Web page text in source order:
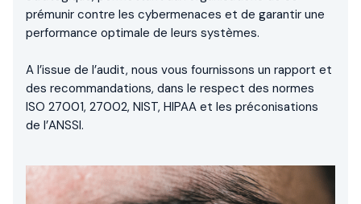
prémunir contre les cybermenaces et de garantir une
performance optimale de leurs systèmes.
A l’issue de l’audit, nous vous fournissons un rapport et
des recommandations, dans le respect des normes
ISO 27001, 27002, NIST, HIPAA et les préconisations
de l’ANSSI.